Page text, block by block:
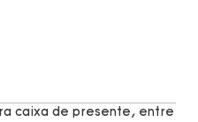
caixa de presente, entre